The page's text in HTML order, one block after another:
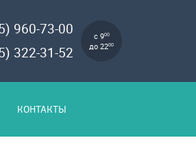
960-73-00
322-31-52
с 900
до 2200
КОНТАКТЫ